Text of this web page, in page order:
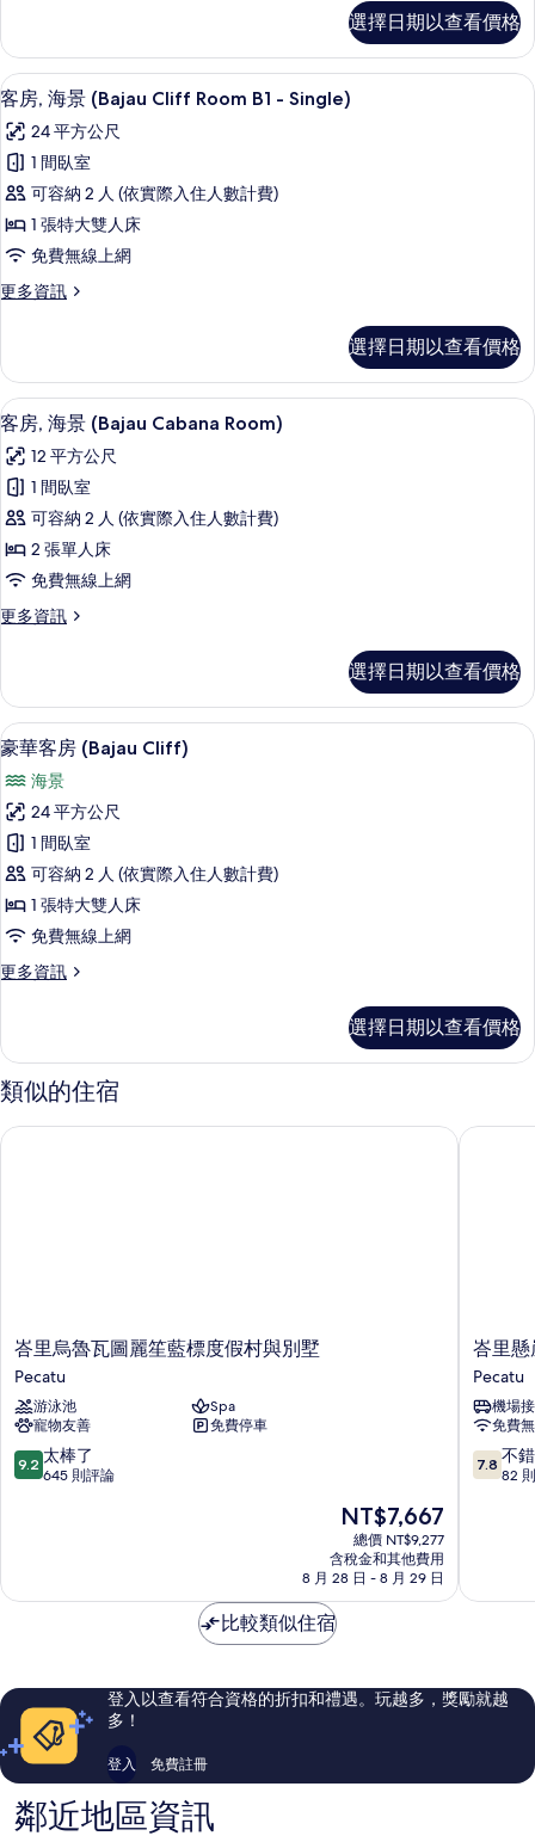
有
相
片
Bedroom
Villa
with
Pool
的
情
選擇日期以查看價格
顯
示
客
房,
海
景
(Bajau
Cliff
-
Single)
的
所
有
相
片
客房, 海景 (Bajau Cliff Room B1 -
5
客房, 海景 (Bajau Cliff Room B1 - Single)
24 平方公尺
1 間臥室
可容納 2 人 (依實際入住人數計費)
1 張特大雙人床
免費無線上網
更多資訊
更
海
景
(Bajau
Room
B1
Single)
的
詳
情
選擇日期以查看價格
顯
示
客
房,
海
景
(Bajau
Cabana
所
有
相
片
客房, 海景 (Bajau Cabana Room) |
4
客房, 海景 (Bajau Cabana Room)
12 平方公尺
1 間臥室
可容納 2 人 (依實際入住人數計費)
2 張單人床
免費無線上網
更多資訊
更
海
景
(Bajau
Room)
的
詳
情
選擇日期以查看價格
顯
示
豪
華
客
房
(Bajau
Cliff)
的
相
片
豪華客房 (Bajau Cliff) | 高級寢具、客
4
豪華客房 (Bajau Cliff)
海景
24 平方公尺
1 間臥室
可容納 2 人 (依實際入住人數計費)
1 張特大雙人床
免費無線上網
更多資訊
更
客
房
(Bajau
的
選擇日期以查看價格
類似的住宿
峇
里
烏
魯
瓦
圖
麗
村
Pecatu
峇里烏魯瓦圖麗笙藍標度假村與別墅
Pecatu
游泳池
Spa
寵物友善
免費停車
9.2
分，
棒
評
論
9.2 太棒了
645 則評論
現
在
價
格
為
NT$7,667
總價 NT$9,277
含稅金和其他費用
8 月 28 日 - 8 月 29 日
峇里烏魯瓦圖麗笙藍標度假村與別墅
峇
里
懸
崖
飯
店
Pecatu
峇里懸
Pecatu
機場
免費
7.8
分，
錯
評
論
7.8 不
82
峇里懸
比較類似住宿
登入以查看符合資格的折扣和禮遇。玩越多，獎勵就越
多！
登入 免費註冊
鄰近地區資訊